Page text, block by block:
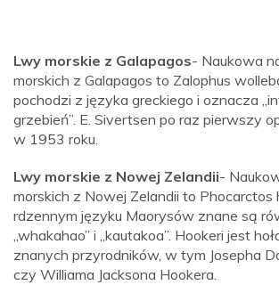
Lwy morskie z Galapagos- Naukowa
morskich z Galapagos to Zalophus
pochodzi z języka greckiego i oznacza
grzebień”. E. Sivertsen po raz pierwszy
w 1953 roku.
Lwy morskie z Nowej Zelandii-
morskich z Nowej Zelandii to Phocarctos
rdzennym języku Maorysów znane są
„whakahao” i „kautakoa”. Hookeri jest
znanych przyrodników, w tym Josepha
czy Williama Jacksona Hookera.